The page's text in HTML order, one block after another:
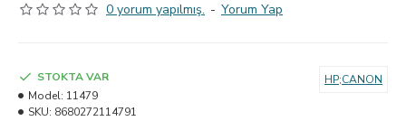
0 yorum yapılmış. - Yorum Yap
STOKTA VAR
Model: 11479
SKU: 8680272114791
HP;CANON